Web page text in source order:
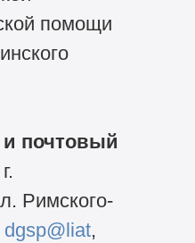
помощи
почтовый
Римского-
dgsp@liat,